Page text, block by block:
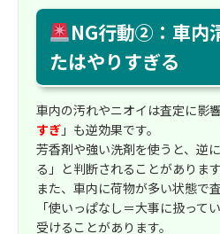
NG行動②：車内
たはやりすぎる
車内の汚れやニオイは査定に影
すぎ 」も逆効果です。
芳香剤や強い洗剤を使うと、逆
る」と判断されることがあります
また、車内に荷物が多い状態で
「使いっぱなし＝大事に扱って
受けることがあります。